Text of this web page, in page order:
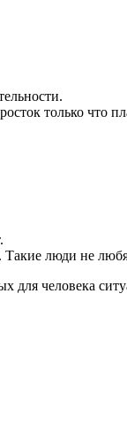
только что
люди не
человека